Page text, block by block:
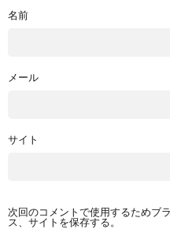
名前
メール
サイト
次回のコメントで使用するためブ
ス、サイトを保存する。